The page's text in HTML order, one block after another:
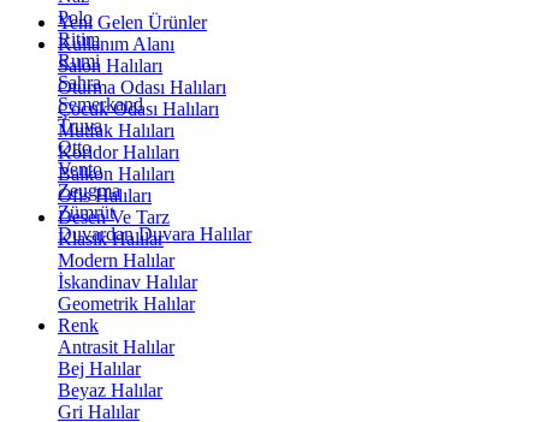
Polo
Ritim
Rumi
Sahra
Semerkand
Truva
Otto
Vento
Zeugma
Zümrüt
Duvardan Duvara Halılar
Yeni Gelen Ürünler
Kullanım Alanı
Salon Halıları
Oturma Odası Halıları
Çocuk Odası Halıları
Mutfak Halıları
Koridor Halıları
Balkon Halıları
Ofis Halıları
Desen Ve Tarz
Klasik Halılar
Modern Halılar
İskandinav Halılar
Geometrik Halılar
Renk
Antrasit Halılar
Bej Halılar
Beyaz Halılar
Gri Halılar